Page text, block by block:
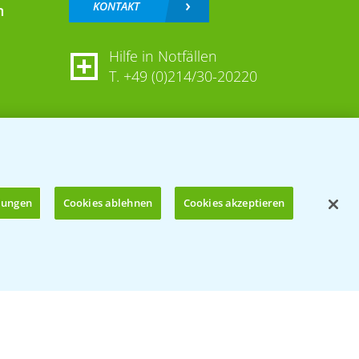
KONTAKT
Hilfe in Notfällen
T. +49 (0)214/30-20220
Cookies ablehnen Cookies akzeptieren